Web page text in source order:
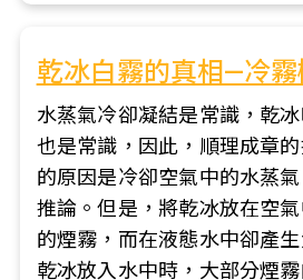
乾冰白霧的真相—冷
水蒸氣冷卻凝結是常識，乾
也是常識，因此，順理成章
的原因是冷卻空氣中的水蒸
推論。但是，將乾冰放在空
的煙霧，而在液態水中卻產
乾冰放入水中時，大部分煙